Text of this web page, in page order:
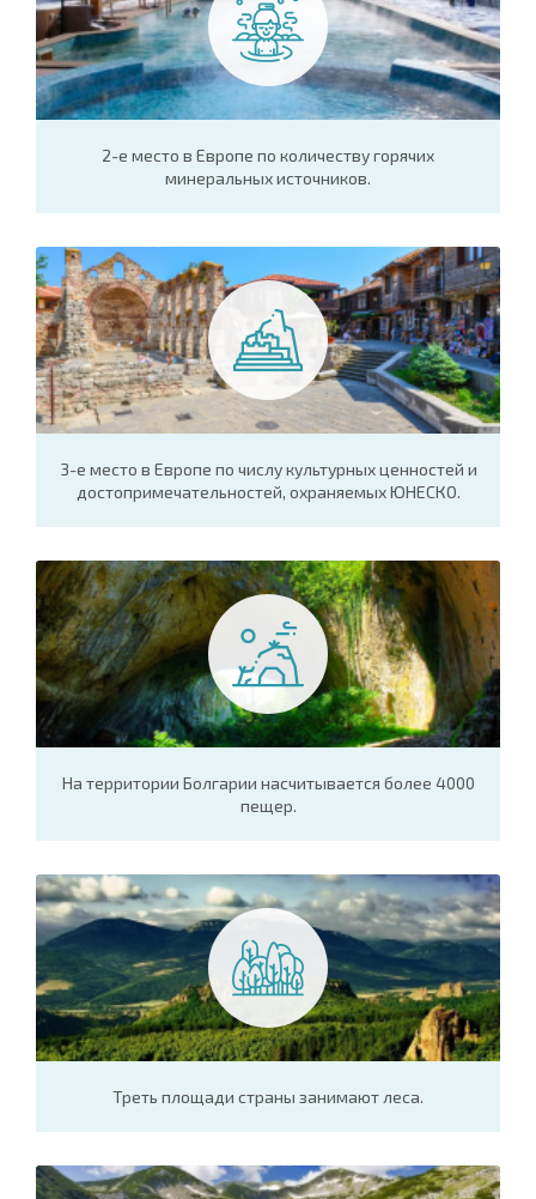
2-е место в Европе по количеству горячих
минеральных источников.
3-е место в Европе по числу культурных ценностей и
достопримечательностей, охраняемых ЮНЕСКО.
На территории Болгарии насчитывается более 4000
пещер.
Треть площади страны занимают леса.